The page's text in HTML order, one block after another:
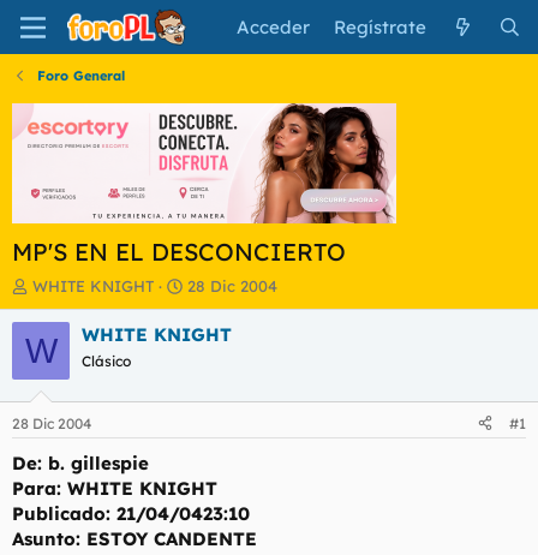
Acceder Regístrate
Foro General
MP'S EN EL DESCONCIERTO
I
n
i
c
a
d
o
r
e
l
t
WHITE KNIGHT
F
e
c
i
i
c
i
o
28 Dic 2004
W WHITE KNIGHT
Clásico
28 Dic 2004 #1
De: b. gillespie
Para: WHITE KNIGHT
Publicado: 21/04/0423:10
Asunto: ESTOY CANDENTE